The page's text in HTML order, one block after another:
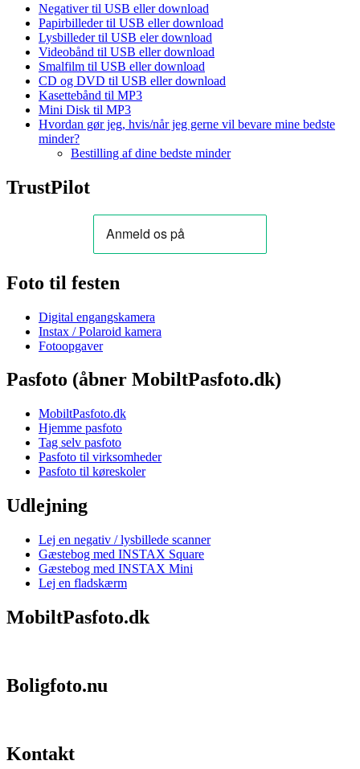
Negativer til USB eller download
Papirbilleder til USB eller download
Lysbilleder til USB eler download
Videobånd til USB eller download
Smalfilm til USB eller download
CD og DVD til USB eller download
Kasettebånd til MP3
Mini Disk til MP3
Hvordan gør jeg, hvis/når jeg gerne vil bevare mine bedste
minder?
Bestilling af dine bedste minder
TrustPilot
Foto til festen
Digital engangskamera
Instax / Polaroid kamera
Fotoopgaver
Pasfoto (åbner MobiltPasfoto.dk)
MobiltPasfoto.dk
Hjemme pasfoto
Tag selv pasfoto
Pasfoto til virksomheder
Pasfoto til køreskoler
Udlejning
Lej en negativ / lysbillede scanner
Gæstebog med INSTAX Square
Gæstebog med INSTAX Mini
Lej en fladskærm
MobiltPasfoto.dk
Boligfoto.nu
Kontakt